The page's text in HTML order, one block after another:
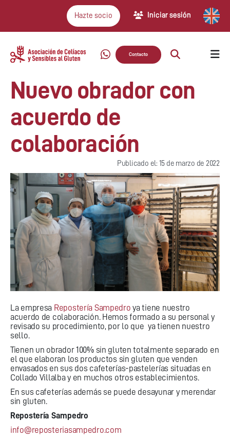
Hazte socio Iniciar sesión
Contacto
Nuevo obrador con
acuerdo de
colaboración
Publicado el: 15 de marzo de 2022
La empresa Repostería Sampedro ya tiene nuestro
acuerdo de colaboración. Hemos formado a su personal y
revisado su procedimiento, por lo que ya tienen nuestro
sello.
Tienen un obrador 100% sin gluten totalmente separado en
el que elaboran los productos sin gluten que venden
envasados en sus dos cafeterías-pastelerías situadas en
Collado Villalba y en muchos otros establecimientos.
En sus cafeterías además se puede desayunar y merendar
sin gluten.
Repostería Sampedro
info@reposteriasampedro.com